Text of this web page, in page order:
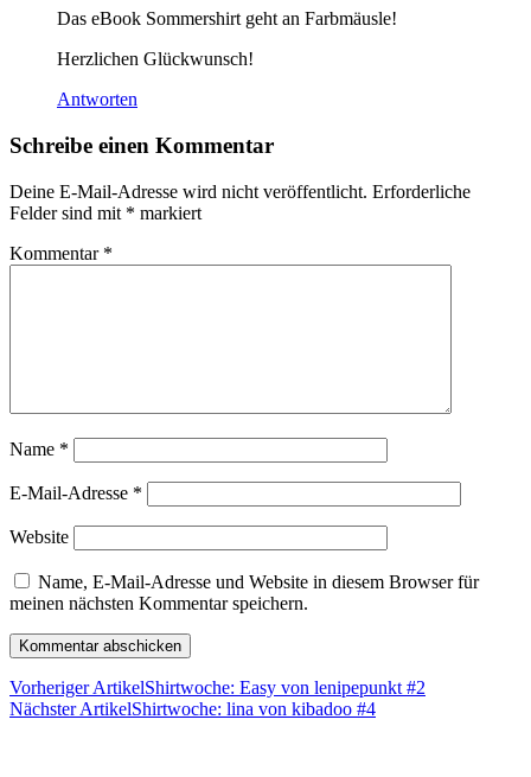
Das eBook Sommershirt geht an Farbmäusle!
Herzlichen Glückwunsch!
Antworten
Schreibe einen Kommentar
Deine E-Mail-Adresse wird nicht veröffentlicht. Erforderliche
Felder sind mit * markiert
Kommentar *
Name *
E-Mail-Adresse *
Website
Name, E-Mail-Adresse und Website in diesem Browser für
meinen nächsten Kommentar speichern.
Vorheriger ArtikelShirtwoche: Easy von lenipepunkt #2
Nächster ArtikelShirtwoche: lina von kibadoo #4